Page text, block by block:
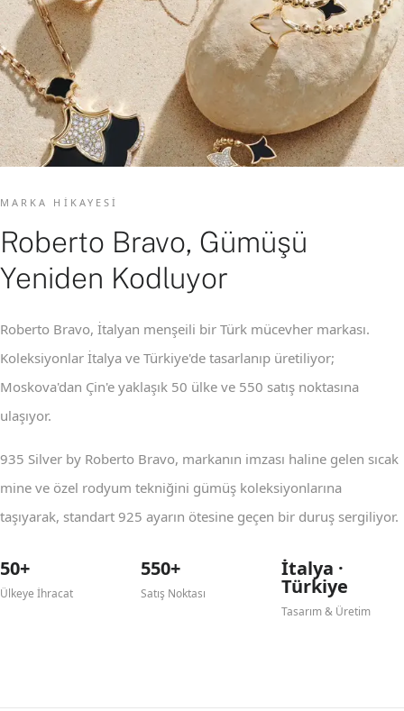
MARKA HIKAYESI
Roberto Bravo, Gümüşü
Yeniden Kodluyor
Roberto Bravo, İtalyan menşeili bir Türk mücevher markası.
Koleksiyonlar İtalya ve Türkiye'de tasarlanıp üretiliyor;
Moskova'dan Çin'e yaklaşık 50 ülke ve 550 satış noktasına
ulaşıyor.
935 Silver by Roberto Bravo, markanın imzası haline gelen sıcak
mine ve özel rodyum tekniğini gümüş koleksiyonlarına
taşıyarak, standart 925 ayarın ötesine geçen bir duruş sergiliyor.
50+
Ülkeye İhracat
550+
Satış Noktası
İtalya ·
Türkiye
Tasarım & Üretim